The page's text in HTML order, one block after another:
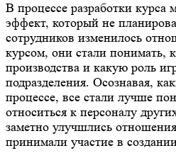
В процессе разработки
эффект, который не
сотрудников изменилось
курсом, они стали понимать,
производства и какую роль
подразделения. Осознавая,
процессе, все стали лучше
относиться к персоналу
заметно улучшлись
принимали участие в